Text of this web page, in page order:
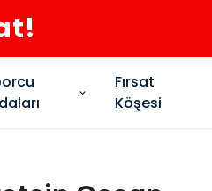
Fırsat
Köşesi